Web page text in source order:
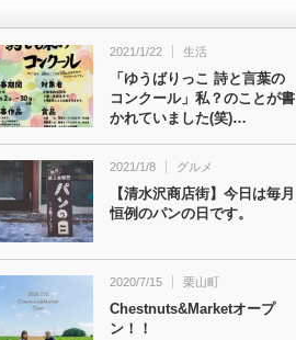
2021/1/22 生活
「ゆうばりっこ 詩と言葉の
コンクール」私？のことが書
かれていました(笑)…
2021/1/8 グルメ
【清水沢商店街】今日は毎月
恒例のパンの日です。
2020/7/15 栗山町
Chestnuts&Marketオープ
ン！！